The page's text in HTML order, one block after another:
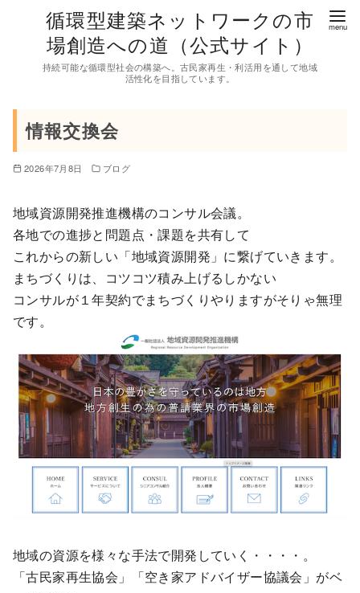
循環型建築ネットワークの市
場創造への道（公式サイト）
持続可能な循環型社会の構築へ。古民家再生・利活用を通して地域
活性化を目指しています。
情報交換会
2026年7月8日 ブログ
地域資源開発推進機構のコンサル会議。
各地での進捗と問題点・課題を共有して
これからの新しい「地域資源開発」に繋げていきます。
まちづくりは、コツコツ積み上げるしかない
コンサルが１年契約でまちづくりやりますがそりゃ無理
です。
地域の資源を様々な手法で開発していく・・・・。
「古民家再生協会」「空き家アドバイザー協議会」がベ